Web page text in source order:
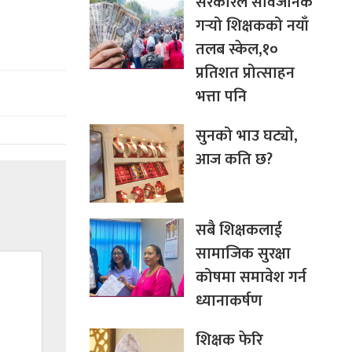
गर्‍यो शिक्षकको नयाँ
तलब स्केल,१०
प्रतिशत प्रोत्साहन
भत्ता पनि
सुनको भाउ घट्यो,
आज कति छ?
सबै शिक्षकलाई
सामाजिक सुरक्षा
कोषमा समावेश गर्न
ध्यानाकर्षण
शिक्षक फेरि